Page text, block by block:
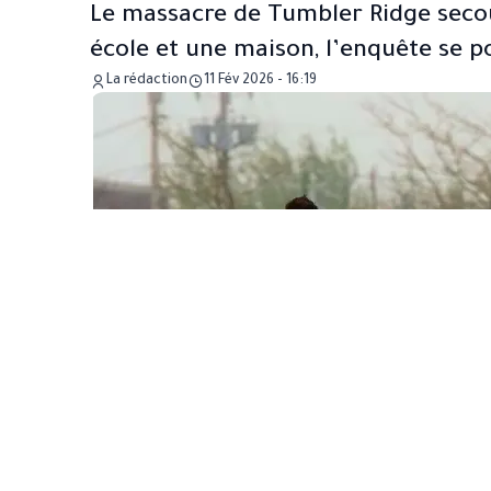
Le massacre de Tumbler Ridge
école et une maison, l’enquête se
La rédaction 11 Fév 2026 - 16:19